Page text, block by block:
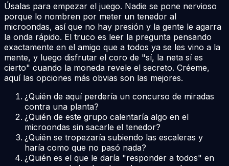
Úsalas para empezar el juego. Nadie se pone nervioso
porque lo nombren por meter un tenedor al
microondas, así que no hay presión y la gente le agarra
la onda rápido. El truco es leer la pregunta pensando
exactamente en el amigo que a todos ya se les vino a la
mente, y luego disfrutar el coro de "sí, la neta sí es
cierto" cuando la moneda revele el secreto. Créeme,
aquí las opciones más obvias son las mejores.
¿Quién de aquí perdería un concurso de miradas
contra una planta?
¿Quién de este grupo calentaría algo en el
microondas sin sacarle el tenedor?
¿Quién se tropezaría subiendo las escaleras y
haría como que no pasó nada?
¿Quién es el que le daría "responder a todos" en